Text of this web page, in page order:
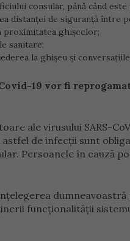
consular, până când
distanței de siguranță între
proximitatea ghișeelor;
sanitare;
la ghișeu și
19 vor fi
ale virusului SARS-
de infecții sunt
Persoanele în cauză
funcționalității